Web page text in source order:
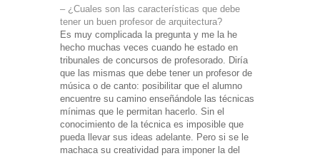
– ¿Cuales son las características que debe
tener un buen profesor de arquitectura?
Es muy complicada la pregunta y me la he
hecho muchas veces cuando he estado en
tribunales de concursos de profesorado. Diría
que las mismas que debe tener un profesor de
música o de canto: posibilitar que el alumno
encuentre su camino enseñándole las técnicas
mínimas que le permitan hacerlo. Sin el
conocimiento de la técnica es imposible que
pueda llevar sus ideas adelante. Pero si se le
machaca su creatividad para imponer la del